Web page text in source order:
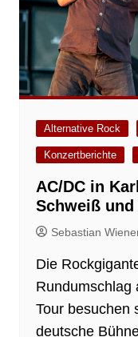
Alternative Rock
Konzertberichte
AC/DC in
Schweiß und
Sebastian
Die
Rundumschlag
Tour besuchen
deutsche